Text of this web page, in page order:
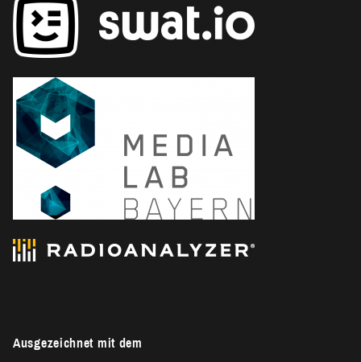
Ausgezeichnet mit dem